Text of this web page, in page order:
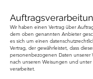
Wir haben einen Vertrag über
dem oben genannten Anbieter
es sich um einen
Vertrag, der gewährleistet, dass
personenbezogenen Daten unserer
nach unseren Weisungen und unter
verarbeitet.